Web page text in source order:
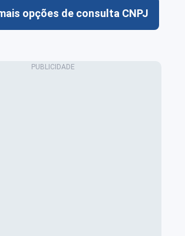
opções de consulta CNPJ